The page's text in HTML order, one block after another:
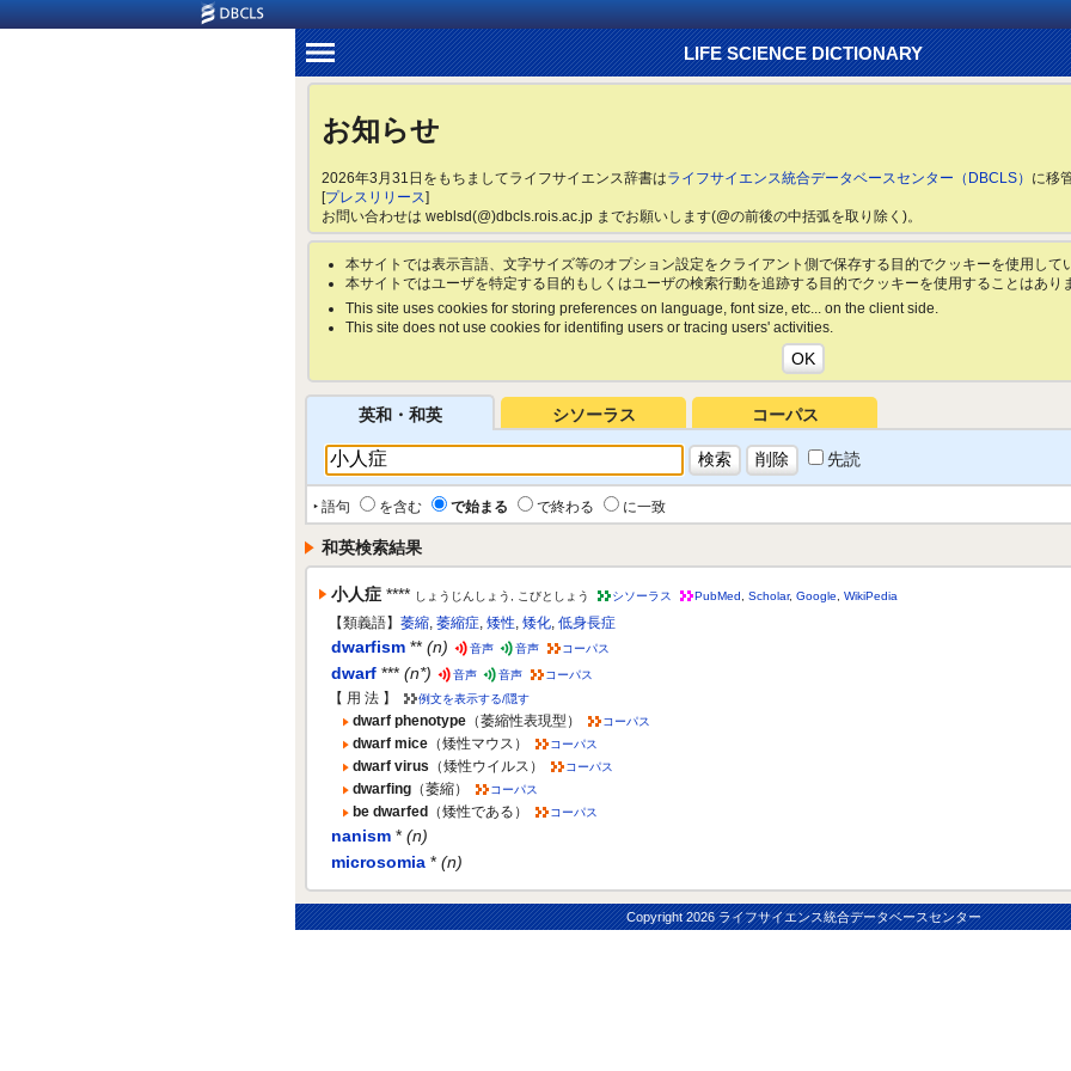
LIFE SCIENCE DICTIONARY
お知らせ
2026年3月31日をもちましてライフサイエンス辞書はライフサイエンス統合データベースセンター（DBCLS） に移
[プレスリリース]
お問い合わせは weblsd(@)dbcls.rois.ac.jp までお願いします(@の前後の中括弧を取り除く)。
本サイトでは表示言語、文字サイズ等のオプション設定をクライアント側で保存する目的でクッキーを使用して
本サイトではユーザを特定する目的もしくはユーザの検索行動を追跡する目的でクッキーを使用することはあり
This site uses cookies for storing preferences on language, font size, etc... on the client side.
This site does not use cookies for identifing users or tracing users' activities.
英和・和英 シソーラス コーパス
先読
‣ 語句 を含む で始まる で終わる
に一致
和英検索結果
小人症 **** しょうじんしょう, こびとしょう シソーラス PubMed Scholar, Google WikiPedia
【類義語】 萎縮, 萎縮症, 矮性, 矮化, 低身長症
dwarfism ** (n) 音声 音声 コーパス
dwarf *** (n*) 音声 音声 コーパス
【 用 法 】 例文を表示する/隠す
dwarf phenotype （萎縮性表現型） コーパス
dwarf mice （矮性マウス） コーパス
dwarf virus （矮性ウイルス） コーパス
dwarfing （萎縮） コーパス
be dwarfed （矮性である） コーパス
nanism * (n)
microsomia * (n)
Copyright2026 ライフサイエンス統合データベースセンター